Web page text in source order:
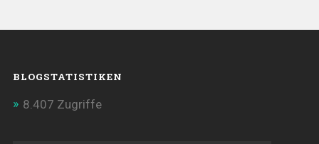
BLOGSTATISTIKEN
8.407 Zugriffe